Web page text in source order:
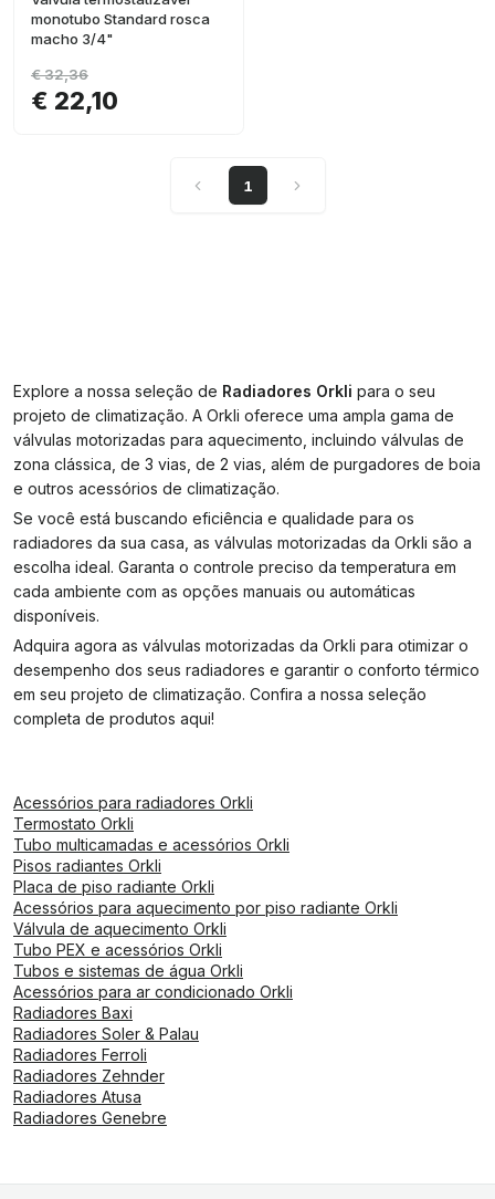
monotubo Standard rosca
macho 3/4"
€ 22,10
€ 32,36
1
Explore a nossa seleção de Radiadores Orkli para o seu
projeto de climatização. A Orkli oferece uma ampla gama de
válvulas motorizadas para aquecimento, incluindo válvulas de
zona clássica, de 3 vias, de 2 vias, além de purgadores de boia
e outros acessórios de climatização.
Se você está buscando eficiência e qualidade para os
radiadores da sua casa, as válvulas motorizadas da Orkli são a
escolha ideal. Garanta o controle preciso da temperatura em
cada ambiente com as opções manuais ou automáticas
disponíveis.
Adquira agora as válvulas motorizadas da Orkli para otimizar o
desempenho dos seus radiadores e garantir o conforto térmico
em seu projeto de climatização. Confira a nossa seleção
completa de produtos aqui!
Acessórios para radiadores Orkli
Termostato Orkli
Tubo multicamadas e acessórios Orkli
Pisos radiantes Orkli
Placa de piso radiante Orkli
Acessórios para aquecimento por piso radiante Orkli
Válvula de aquecimento Orkli
Tubo PEX e acessórios Orkli
Tubos e sistemas de água Orkli
Acessórios para ar condicionado Orkli
Radiadores Baxi
Radiadores Soler & Palau
Radiadores Ferroli
Radiadores Zehnder
Radiadores Atusa
Radiadores Genebre